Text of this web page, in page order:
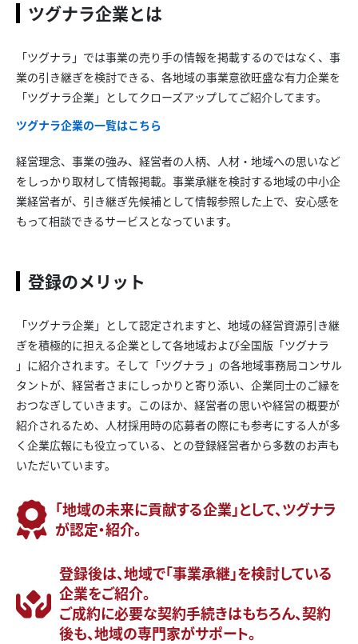
ツグナラ企業とは
「ツグナラ」では事業の売り手の情報を掲載するのではなく、事
業の引き継ぎを検討できる、各地域の事業意欲旺盛な有力企業を
「ツグナラ企業」としてクローズアップしてご紹介してます。
ツグナラ企業の一覧はこちら
経営理念、事業の強み、経営者の人柄、人材・地域への思いなど
をしっかり取材して情報掲載。事業承継を検討する地域の中小企
業経営者が、引き継ぎ先候補として情報参照した上で、安心感を
もって相談できるサービスとなっています。
登録のメリット
「ツグナラ企業」として認定されますと、地域の経営資源引き継
ぎを積極的に担える企業として各地域および全国版「ツグナラ
」に紹介されます。そして「ツグナラ 」の各地域事務局コンサル
タントが、経営者さまにしっかりと寄り添い、企業同士のご縁を
おつなぎしていきます。このほか、経営者の思いや経営の概要が
紹介されるため、人材採用時の応募者の際にも参考にする人が多
く企業広報にも役立っている、との登録経営者から多数のお声も
いただいています。
「地域の未来に貢献する企業」として、ツグナラ
が認定・紹介。
登録後は、地域で「事業承継」を検討している
企業をご紹介。
ご成約に必要な契約手続きはもちろん、契約
後も、地域の専門家がサポート。